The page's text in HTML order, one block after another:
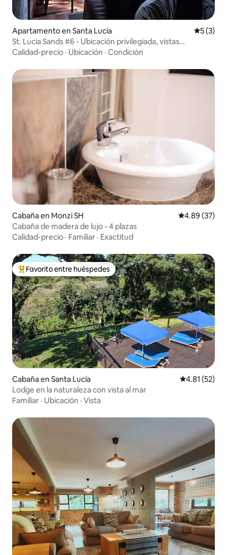
Apartamento en Santa Lucía
5 (3)
St. Lucia Sands #6 - Ubicación privilegiada, vistas
tranquilas
Calidad-precio · Ubicación · Condición
Cabaña en Monzi SH Calificación
4.89 (37)
Cabaña de madera de lujo - 4 plazas
Calidad-precio · Familiar · Exactitud
Favorito entre huéspedes preferido
Favorito entre huéspedes
Cabaña en Santa Lucía Calificación
4.81 (52)
Lodge en la naturaleza con vista al mar
Familiar · Ubicación · Vista